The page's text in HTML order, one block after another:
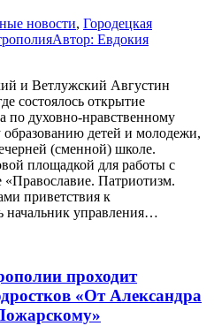
новости, Городецкая
Автор: Евдокия
и Ветлужский Августин
состоялось открытие
по духовно-нравственному
детей и молодежи,
(сменной) школе.
площадкой для работы с
Патриотизм.
приветствия к
начальник управления…
проходит
«От Александра